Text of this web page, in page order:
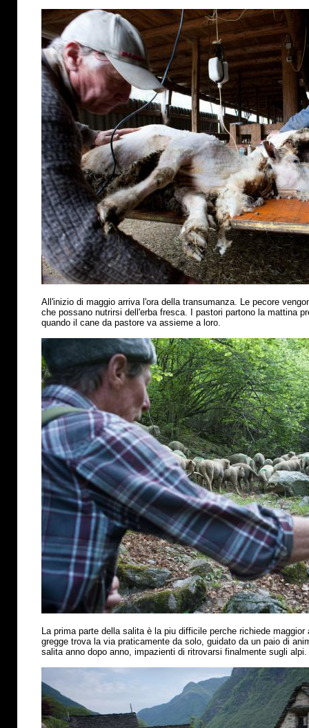
All'inizio di maggio arriva l'ora della transumanza. Le pecore
che possano nutrirsi dell'erba fresca. I pastori partono la mattina
quando il cane da pastore va assieme a loro.
La prima parte della salita è la piu difficile perche richiede
gregge trova la via praticamente da solo, guidato da un paio di
salita anno dopo anno, impazienti di ritrovarsi finalmente sugli alpi.